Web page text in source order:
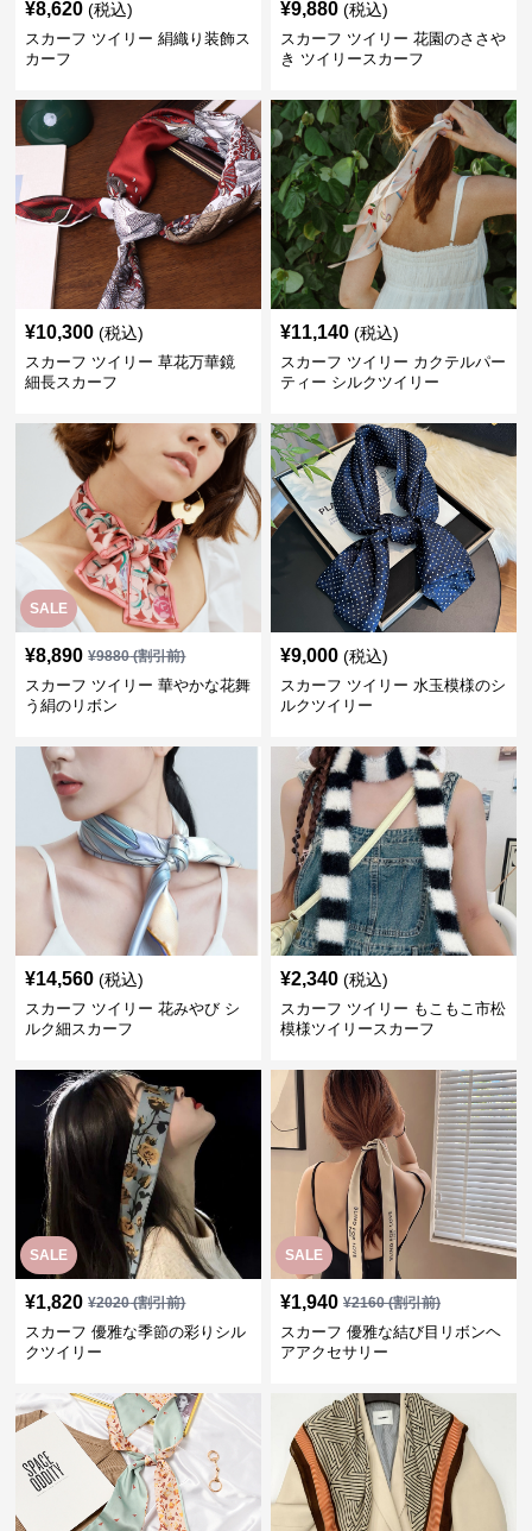
¥8,620 (税込)
スカーフ ツイリー 絹織り装飾ス
カーフ
¥9,880 (税込)
スカーフ ツイリー 花園のささや
き ツイリースカーフ
¥10,300 (税込)
スカーフ ツイリー 草花万華鏡
細長スカーフ
¥11,140 (税込)
スカーフ ツイリー カクテルパー
ティー シルクツイリー
SALE
¥8,890 ¥9880(割引前)
スカーフ ツイリー 華やかな花舞
う絹のリボン
¥9,000 (税込)
スカーフ ツイリー 水玉模様のシ
ルクツイリー
¥14,560 (税込)
スカーフ ツイリー 花みやび シ
ルク細スカーフ
¥2,340 (税込)
スカーフ ツイリー もこもこ市松
模様ツイリースカーフ
SALE
¥1,820 ¥2020(割引前)
スカーフ 優雅な季節の彩りシル
クツイリー
SALE
¥1,940 ¥2160(割引前)
スカーフ 優雅な結び目リボンヘ
アアクセサリー